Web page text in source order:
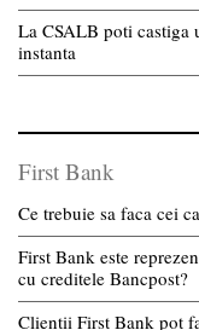
La CSALB poti castiga
instanta
First Bank
Ce trebuie sa faca cei
First Bank este
cu creditele Bancpost?
Clientii First Bank pot